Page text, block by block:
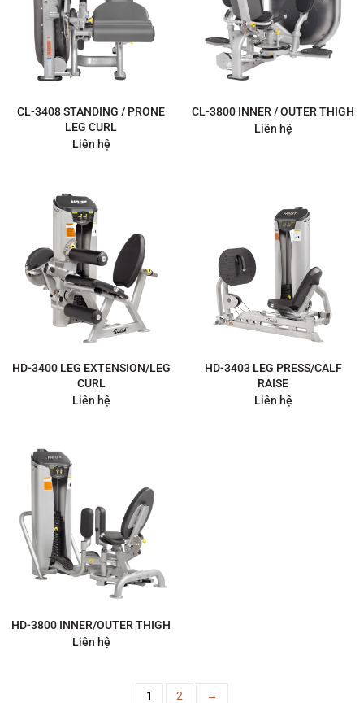
CL-3408 STANDING / PRONE
LEG CURL
Liên hệ
CL-3800 INNER / OUTER THIGH
Liên hệ
HD-3400 LEG EXTENSION/LEG
CURL
Liên hệ
HD-3403 LEG PRESS/CALF
RAISE
Liên hệ
HD-3800 INNER/OUTER THIGH
Liên hệ
1 2 →